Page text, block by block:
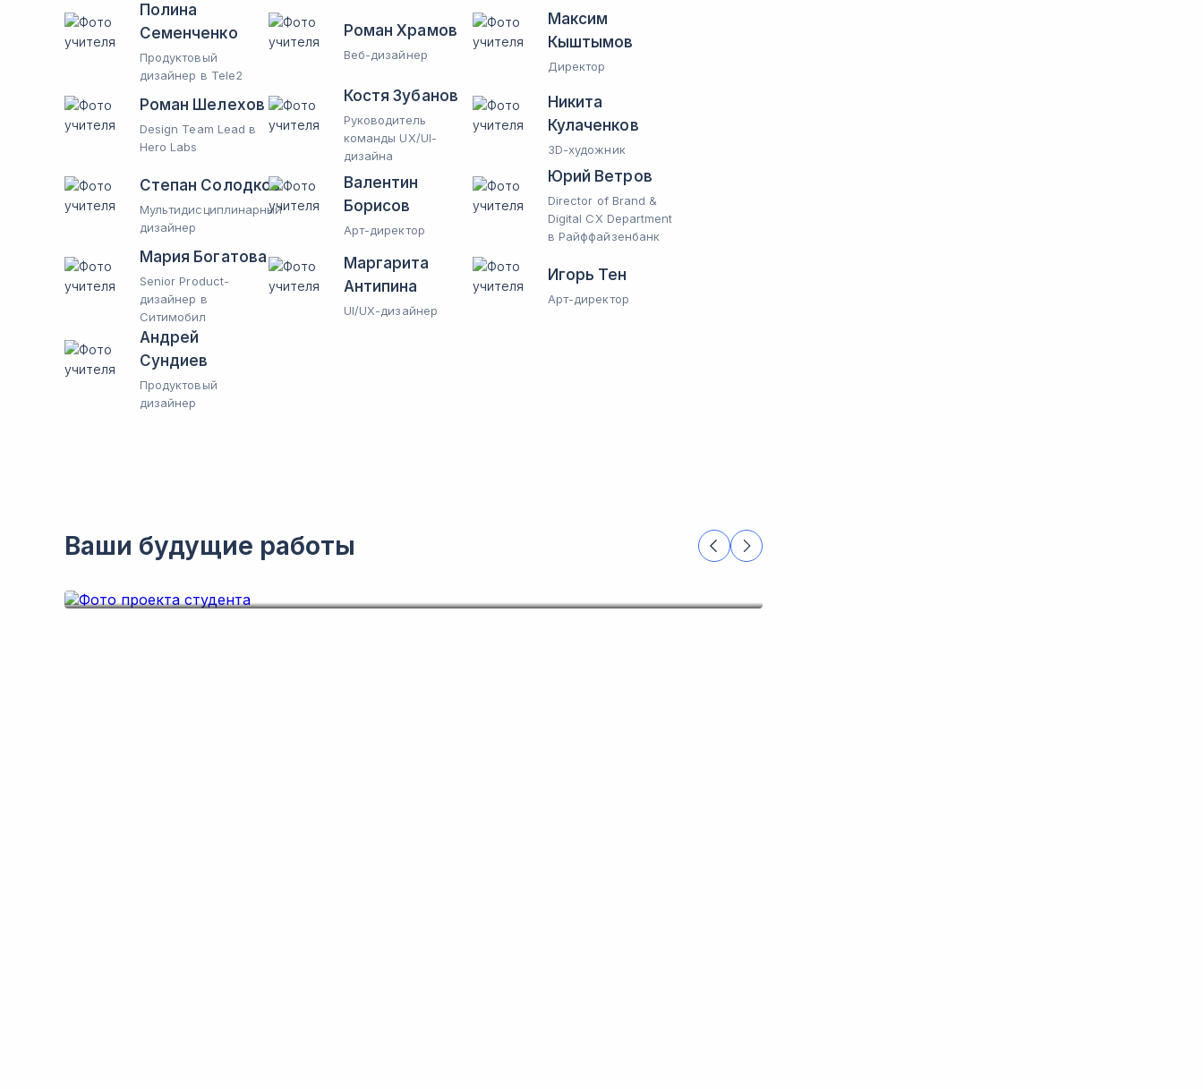
Полина
Семенченко
Продуктовый
дизайнер в Tele2
Роман Храмов
Веб-дизайнер
Максим
Кыштымов
Директор
Роман Шелехов
Design Team Lead в
Hero Labs
Костя Зубанов
Руководитель
команды UX/UI-
дизайна
Никита
Кулаченков
3D-художник
Степан Солодков
Мультидисциплинарный
дизайнер
Валентин
Борисов
Арт-директор
Юрий Ветров
Director of Brand &
Digital CX Department
в Райффайзенбанк
Мария Богатова
Senior Product-
дизайнер в
Ситимобил
Маргарита
Антипина
UI/UX-дизайнер
Игорь Тен
Арт-директор
Андрей
Сундиев
Продуктовый
дизайнер
Ваши будущие работы